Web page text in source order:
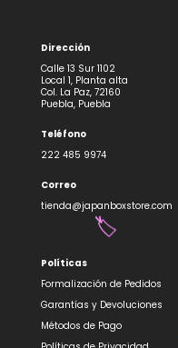
Dirección
Calle 13 Sur 1102
Local 1, Planta alta
Col. La Paz, 72160
Puebla, Puebla
Teléfono
222 485 9974
Correo
tienda@japanboxstore.com
Políticas
Formalización de Pedidos
Garantías y Devoluciones
Métodos de Pago
🏷️